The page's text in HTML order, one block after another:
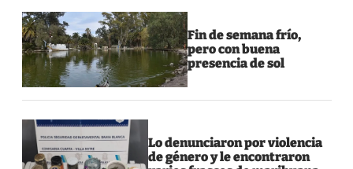
Fin de semana frío,
pero con buena
presencia de sol
Lo denunciaron por violencia
de género y le encontraron